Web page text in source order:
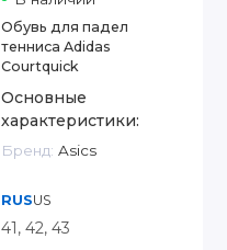
Обувь для падел
тенниса Adidas
Courtquick
Основные
характеристики:
Бренд: Asics
RUSUS
41, 42, 43